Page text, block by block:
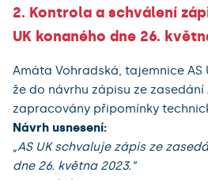
2. Kontrola a schválení
UK konaného dne 26.
Amáta Vohradská, tajemnice AS
že do návrhu zápisu ze zasedání
zapracovány připomínky
Návrh usnesení:
„AS UK schvaluje zápis ze
dne 26. května 2023.”